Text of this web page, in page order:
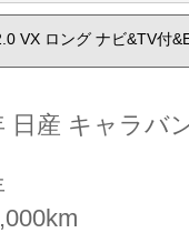
VX ロング ナビ&TV付
日産 キャラバ